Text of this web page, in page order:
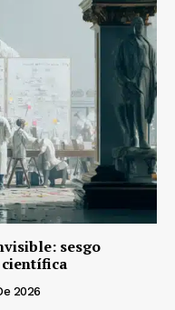
sesgo
2026